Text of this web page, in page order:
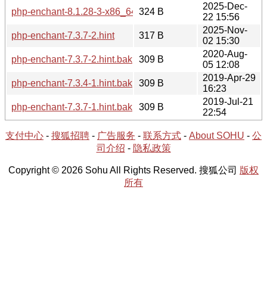
php-enchant-8.1.28-3-x86_64.hint
324 B
2025-Dec-
22 15:56
php-enchant-7.3.7-2.hint
317 B
2025-Nov-
02 15:30
php-enchant-7.3.7-2.hint.bak
309 B
2020-Aug-
05 12:08
php-enchant-7.3.4-1.hint.bak
309 B
2019-Apr-29
16:23
php-enchant-7.3.7-1.hint.bak
309 B
2019-Jul-21
22:54
支付中心 - 搜狐招聘 - 广告服务 - 联系方式 - About SOHU - 公
司介绍 - 隐私政策
Copyright © 2026 Sohu All Rights Reserved. 搜狐公司 版权
所有